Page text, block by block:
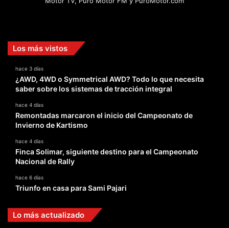
Los más vistos
hace 3 días
¿AWD, 4WD o Symmetrical AWD? Todo lo que necesita
saber sobre los sistemas de tracción integral
hace 4 días
Remontadas marcaron el inicio del Campeonato de
Invierno de Kartismo
hace 4 días
Finca Solimar, siguiente destino para el Campeonato
Nacional de Rally
hace 6 días
Triunfo en casa para Sami Pajari
Lo más actualizado